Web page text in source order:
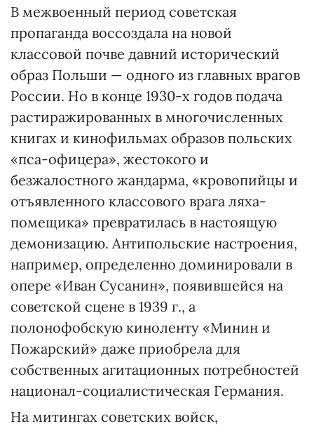
В межвоенный период советская
пропаганда воссоздала на новой
классовой почве давний исторический
образ Польши — одного из главных врагов
России. Но в конце 1930-х годов подача
растиражированных в многочисленных
книгах и кинофильмах образов польских
«пса-офицера», жестокого и
безжалостного жандарма, «кровопийцы и
отъявленного классового врага ляха-
помещика» превратилась в настоящую
демонизацию. Антипольские настроения,
например, определенно доминировали в
опере «Иван Сусанин», появившейся на
советской сцене в 1939 г., а
полонофобскую киноленту «Минин и
Пожарский» даже приобрела для
собственных агитационных потребностей
национал-социалистическая Германия.
На митингах советских войск,